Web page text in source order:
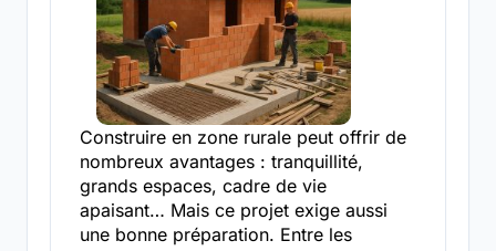
Construire en zone rurale peut offrir de
nombreux avantages : tranquillité,
grands espaces, cadre de vie
apaisant… Mais ce projet exige aussi
une bonne préparation. Entre les